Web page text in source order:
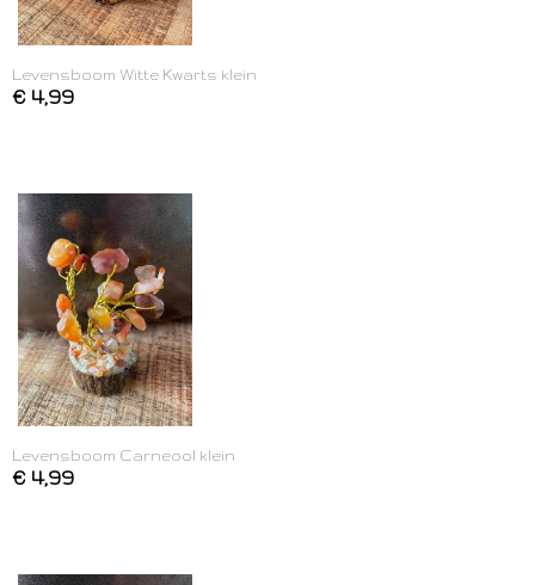
Levensboom Witte Kwarts klein
€ 4,99
Levensboom Carneool klein
€ 4,99